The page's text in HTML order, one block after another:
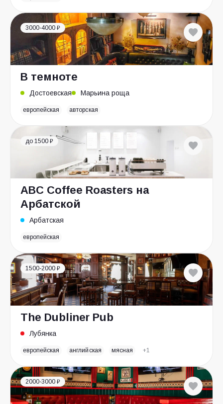
3000-4000 ₽
В темноте
Достоевская Марьина роща
европейская авторская
до 1500 ₽
ABC Coffee Roasters на
Арбатской
Арбатская
европейская
1500-2000 ₽
The Dubliner Pub
Лубянка
европейская английская мясная +1
2000-3000 ₽